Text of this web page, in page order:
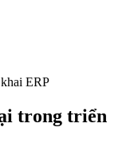
ERP
trong triển